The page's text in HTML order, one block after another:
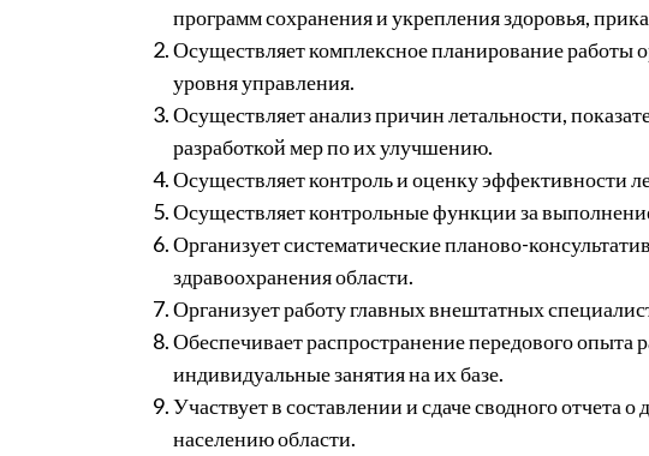
программ сохранения и укрепления здоровья,
Осуществляет комплексное планирование работы
уровня управления.
Осуществляет анализ причин летальности,
разработкой мер по их улучшению.
Осуществляет контроль и оценку эффективности
Осуществляет контрольные функции за
Организует систематические планово-
здравоохранения области.
Организует работу главных внештатных
Обеспечивает распространение передового
индивидуальные занятия на их базе.
Участвует в составлении и сдаче сводного
населению области.